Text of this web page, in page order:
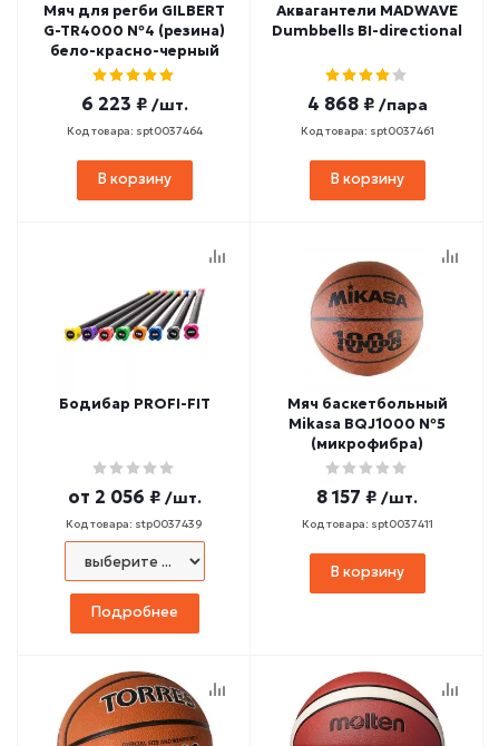
Мяч для регби GILBERT
G-TR4000 №4 (резина)
бело-красно-черный
6 223 ₽ /шт.
Код товара: spt0037464
В корзину
Аквагантели MADWAVE
Dumbbells BI-directional
4 868 ₽ /пара
Код товара: spt0037461
В корзину
Бодибар PROFI-FIT
от 2 056 ₽ /шт.
Код товара: stp0037439
Подробнее
Мяч баскетбольный
Mikasa BQJ1000 №5
(микрофибра)
8 157 ₽ /шт.
Код товара: spt0037411
В корзину